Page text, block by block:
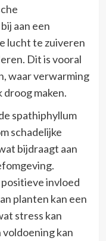
aan een
lucht te zuiveren
Dit is vooral
waar verwarming
maken.
spathiphyllum
schadelijke
bijdraagt aan
invloed
planten kan een
stress kan
kan